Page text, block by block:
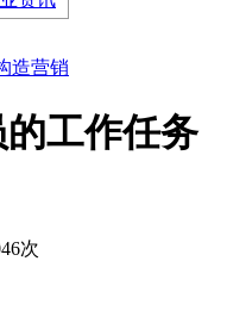
造营销
工作任务
次